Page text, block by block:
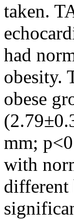
taken.
had
obesity.
obese
mm;
with
different